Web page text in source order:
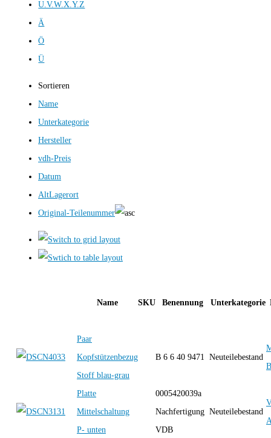
U.V.W.X.Y.Z
Ä
Ö
Ü
Sortieren
Name
Unterkategorie
Hersteller
vdh-Preis
Datum
AltLagerort
Original-Teilenummer
Name SKU Benennung Unterkategorie
Paar
Kopfstützenbezug
Stoff blau-grau
B 6 6 40 9471 Neuteilebestand
Platte
Mittelschaltung
P- unten
0005420039a
Nachfertigung
VDB
Neuteilebestand